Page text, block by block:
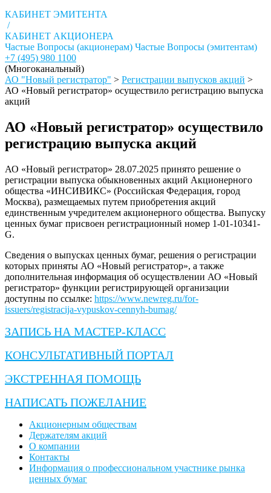
КАБИНЕТ ЭМИТЕНТА
/
КАБИНЕТ АКЦИОНЕРА
Частые Вопросы (акционерам) Частые Вопросы (эмитентам)
+7 (495) 980 1100
(Многоканальный)
АО "Новый регистратор" > Регистрации выпусков акций >
АО «Новый регистратор» осуществило регистрацию выпуска
акций
АО «Новый регистратор» осуществило
регистрацию выпуска акций
АО «Новый регистратор» 28.07.2025 принято решение о
регистрации выпуска обыкновенных акций Акционерного
общества «ИНСИВИКС» (Российская Федерация, город
Москва), размещаемых путем приобретения акций
единственным учредителем акционерного общества. Выпуску
ценных бумаг присвоен регистрационный номер 1-01-10341-
G.
Сведения о выпусках ценных бумаг, решения о регистрации
которых приняты АО «Новый регистратор», а также
дополнительная информация об осуществлении АО «Новый
регистратор» функции регистрирующей организации
доступны по ссылке: https://www.newreg.ru/for-
issuers/registracija-vypuskov-cennyh-bumag/
ЗАПИСЬ НА МАСТЕР-КЛАСС
КОНСУЛЬТАТИВНЫЙ ПОРТАЛ
ЭКСТРЕННАЯ ПОМОЩЬ
НАПИСАТЬ ПОЖЕЛАНИЕ
Акционерным обществам
Держателям акций
О компании
Контакты
Информация о профессиональном участнике рынка
ценных бумаг